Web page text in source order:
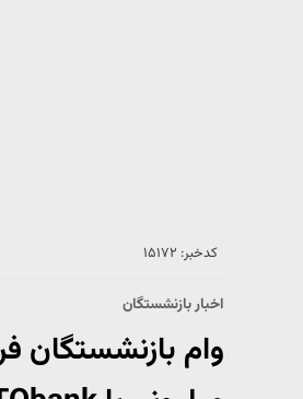
کدخبر: ۱۵۱۷۲
اخبار بازنشستگان